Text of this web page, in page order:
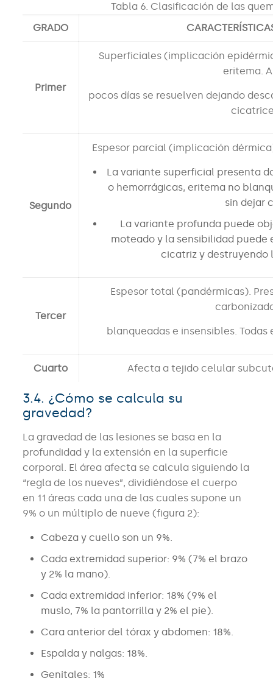
Tabla 6. Clasificación de las
GRADO
Primer
Superficiales (implicación
eritema.
pocos días se resuelven dejando
Segundo
Espesor parcial (implicación
La variante superficial presenta
o hemorrágicas, eritema no
sin dejar
La variante profunda puede
moteado y la sensibilidad puede
cicatriz y destruyendo
Tercer
Espesor total (pandérmicas).
blanqueadas e insensibles.
Cuarto Afecta a tejido celular
3.4. ¿Cómo se calcula su
gravedad?
La gravedad de las lesiones se basa en la
profundidad y la extensión en la superficie
corporal. El área afecta se calcula siguiendo la
“regla de los nueves”, dividiéndose el cuerpo
en 11 áreas cada una de las cuales supone un
9% o un múltiplo de nueve (figura 2):
Cabeza y cuello son un 9%.
Cada extremidad superior: 9% (7% el brazo
y 2% la mano).
Cada extremidad inferior: 18% (9% el
muslo, 7% la pantorrilla y 2% el pie).
Cara anterior del tórax y abdomen: 18%.
Espalda y nalgas: 18%.
Genitales: 1%